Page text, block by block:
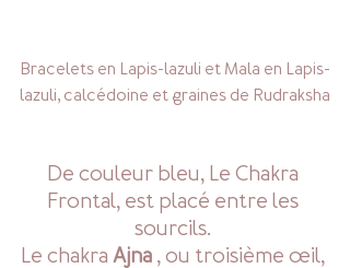
Bracelets en Lapis-lazuli et Mala en Lapis-
lazuli, calcédoine et graines de Rudraksha
De couleur bleu, Le Chakra
Frontal, est placé entre les
sourcils.
Le chakra Ajna , ou troisième œil,